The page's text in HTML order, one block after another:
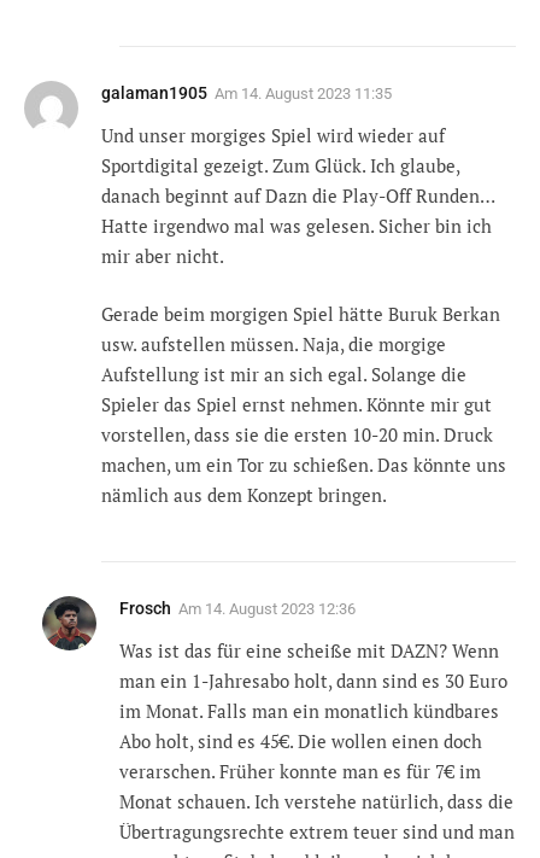
galaman1905 Am 14. August 2023 11:35
Und unser morgiges Spiel wird wieder auf
Sportdigital gezeigt. Zum Glück. Ich glaube,
danach beginnt auf Dazn die Play-Off Runden…
Hatte irgendwo mal was gelesen. Sicher bin ich
mir aber nicht.
Gerade beim morgigen Spiel hätte Buruk Berkan
usw. aufstellen müssen. Naja, die morgige
Aufstellung ist mir an sich egal. Solange die
Spieler das Spiel ernst nehmen. Könnte mir gut
vorstellen, dass sie die ersten 10-20 min. Druck
machen, um ein Tor zu schießen. Das könnte uns
nämlich aus dem Konzept bringen.
Frosch Am 14. August 2023 12:36
Was ist das für eine scheiße mit DAZN? Wenn
man ein 1-Jahresabo holt, dann sind es 30 Euro
im Monat. Falls man ein monatlich kündbares
Abo holt, sind es 45€. Die wollen einen doch
verarschen. Früher konnte man es für 7€ im
Monat schauen. Ich verstehe natürlich, dass die
Übertragungsrechte extrem teuer sind und man